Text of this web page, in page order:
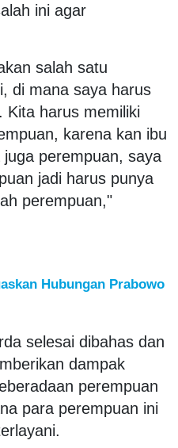
ini agar
salah satu
di mana saya harus
Kita harus memiliki
karena kan ibu
perempuan, saya
jadi harus punya
perempuan,"
Hubungan Prabowo
selesai dibahas dan
dampak
perempuan
para perempuan ini